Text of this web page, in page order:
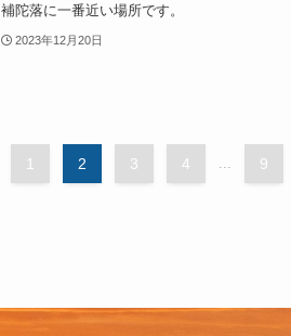
補陀落に一番近い場所です。
2023年12月20日
1 2 3 4 9